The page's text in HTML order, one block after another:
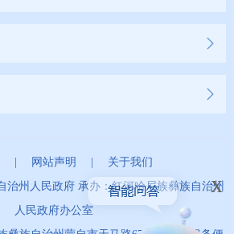
| 网站声明 | 关于我们
治州人民政府 承办：红河哈尼族彝族自治州
人民政府办公室
x